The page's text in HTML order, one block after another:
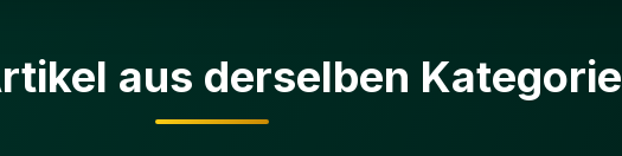
aus derselben Kategorie